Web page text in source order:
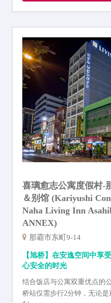
喜璃愈志公寓度假村-
＆别馆 (Kariyushi
Naha Living Inn
ANNEX)
那霸市东町9-14
【旭桥】在安逸空间中享
心安全的时光
结合饭店与公寓双重优点的
桥站仅需步行2分钟，无论